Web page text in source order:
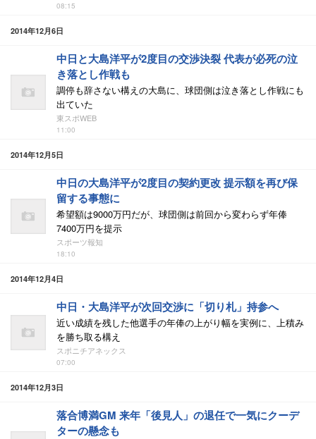
08:15
2014年12月6日
中日と大島洋平が2度目の交渉決裂 代表が必死の泣
き落とし作戦も
調停も辞さない構えの大島に、球団側は泣き落とし作戦にも
出ていた
東スポWEB
11:00
2014年12月5日
中日の大島洋平が2度目の契約更改 提示額を再び保
留する事態に
希望額は9000万円だが、球団側は前回から変わらず年俸
7400万円を提示
スポーツ報知
18:10
2014年12月4日
中日・大島洋平が次回交渉に「切り札」持参へ
近い成績を残した他選手の年俸の上がり幅を実例に、上積み
を勝ち取る構え
スポニチアネックス
07:00
2014年12月3日
落合博満GM 来年「後見人」の退任で一気にクーデ
ターの懸念も